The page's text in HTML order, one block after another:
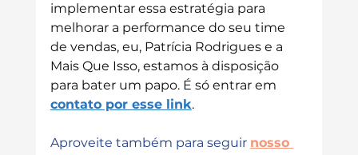
implementar essa estratégia para
melhorar a performance do seu time
de vendas, eu, Patrícia Rodrigues e a
Mais Que Isso, estamos à disposição
para bater um papo. É só entrar em
contato por esse link.
Aproveite também para seguir nosso